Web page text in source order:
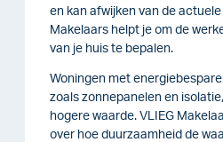
en kan afwijken van de
Makelaars helpt je om de
van je huis te bepalen.
Woningen met
zoals zonnepanelen en
hogere waarde. VLIEG
over hoe duurzaamheid de